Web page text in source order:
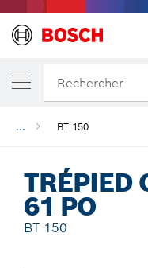
Rechercher
... BT 150
TRÉPIED
61 PO
BT 150